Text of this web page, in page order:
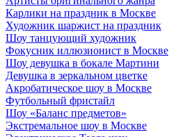
Карлики на праздник в Москве
Художник шаржист на праздник
Шоу танцующий художник
Фокусник иллюзионист в Москве
Шоу девушка в бокале Мартини
Девушка в зеркальном цветке
Акробатическое шоу в Москве
Футбольный фристайл
Шоу «Баланс предметов»
Экстремальное шоу в Москве